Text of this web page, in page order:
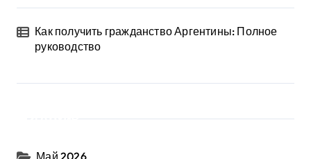
Как получить гражданство Аргентины: Полное
руководство